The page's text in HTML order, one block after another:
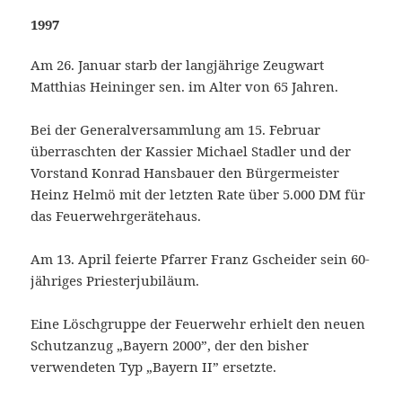
1997
Am 26. Januar starb der langjährige Zeugwart
Matthias Heininger sen. im Alter von 65 Jahren.
Bei der Generalversammlung am 15. Februar
überraschten der Kassier Michael Stadler und der
Vorstand Konrad Hansbauer den Bürgermeister
Heinz Helmö mit der letzten Rate über 5.000 DM für
das Feuerwehrgerätehaus.
Am 13. April feierte Pfarrer Franz Gscheider sein 60-
jähriges Priesterjubiläum.
Eine Löschgruppe der Feuerwehr erhielt den neuen
Schutzanzug „Bayern 2000”, der den bisher
verwendeten Typ „Bayern II” ersetzte.